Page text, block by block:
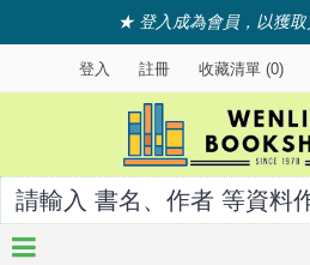
★ 登入成為會員，以獲
登入 註冊 收藏清單 (0)